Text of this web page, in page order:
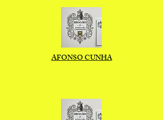
AFONSO CUNHA